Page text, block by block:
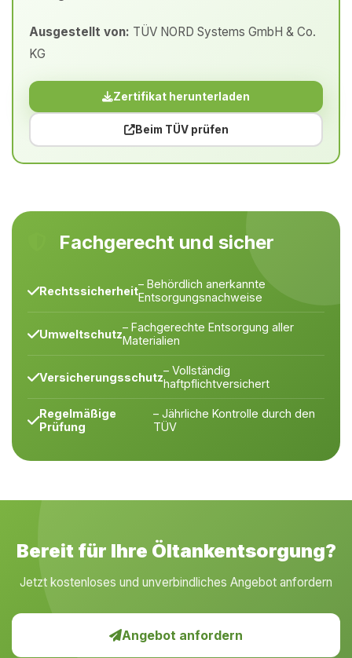
Ausgestellt von: TÜV NORD Systems GmbH & Co.
KG
Zertifikat herunterladen
Beim TÜV prüfen
Fachgerecht und sicher
Rechtssicherheit– Behördlich anerkannte
Entsorgungsnachweise
Umweltschutz– Fachgerechte Entsorgung aller
Materialien
Versicherungsschutz– Vollständig
haftpflichtversichert
Regelmäßige
Prüfung
– Jährliche Kontrolle durch den
TÜV
Bereit für Ihre Öltankentsorgung?
Jetzt kostenloses und unverbindliches Angebot anfordern
Angebot anfordern